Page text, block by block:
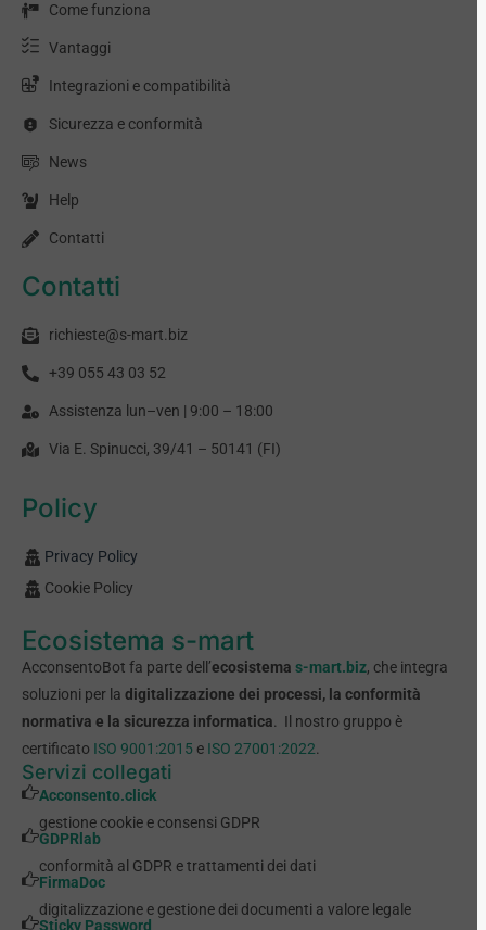
Come funziona
Vantaggi
Integrazioni e compatibilità
Sicurezza e conformità
News
Help
Contatti
Contatti
richieste@s-mart.biz
+39 055 43 03 52
Assistenza lun–ven | 9:00 – 18:00
Via E. Spinucci, 39/41 – 50141 (FI)
Policy
Privacy Policy
Cookie Policy
Ecosistema s-mart
AcconsentoBot fa parte dell’ecosistema s-mart.biz, che integra
soluzioni per la digitalizzazione dei processi, la conformità
normativa e la sicurezza informatica. Il nostro gruppo è
certificato ISO 9001:2015 e ISO 27001:2022.
Servizi collegati
Acconsento.click
gestione cookie e consensi GDPR
GDPRlab
conformità al GDPR e trattamenti dei dati
FirmaDoc
digitalizzazione e gestione dei documenti a valore legale
Sticky Password